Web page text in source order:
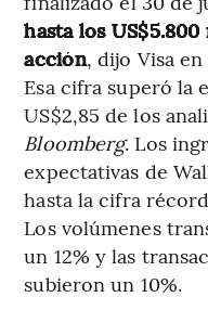
hasta los
acción, dijo Visa
Esa cifra superó la
US$2,85 de los
Bloomberg. Los
expectativas de
hasta la cifra
Los volúmenes
un 12% y las
subieron un 10%.